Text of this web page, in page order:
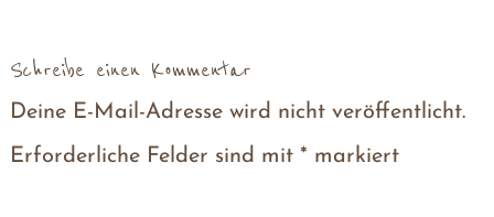
Schreibe einen Kommentar
Deine E-Mail-Adresse wird nicht veröffentlicht.
Erforderliche Felder sind mit * markiert